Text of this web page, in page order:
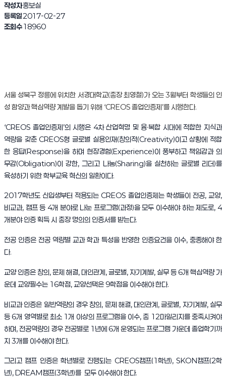
작성자홍보실
등록일2017-02-27
조회수18960
서울 성북구 정릉에 위치한 서경대학교(총장 최영철)가 오는 3월부터 학생들의 인
성 함양과 핵심역량 계발을 돕기 위해 ‘CREOS졸업인증제’를 시행한다.
‘CREOS 졸업인증제’의 시행은 4차 산업혁명 및 융·복합 시대에 적합한 지식과
역량을 갖춘CREOS형 글로벌 실용인재(창의적(Creativity)이고 상황에 적합
한 응답(Response)을 하며 현장경험(Experience)이 풍부하고 책임감과 의
무감(Obligation)이 강한, 그리고 나눔(Sharing)을 실천하는 글로벌 리더)를
육성하기 위한 학부교육 혁신의 일환이다.
2017학년도 신입생부터 적용되는CREOS 졸업인증제는 학생들이 전공, 교양,
비교과, 캠프 등 4개 분야로 나눈 프로그램(과정)을 모두 이수해야 하는 제도로, 4
개분야 인증 획득 시 총장 명의의 인증서를 받는다.
전공 인증은 전공 역량별 교과 학과 특성을 반영한 인증요건을 이수, 충종해야 한
다.
교양 인증은 창의, 문제 해결, 대인관계, 글로벌, 자기계발, 실무 등 6개 핵심역량 가
운데 교양필수는 16학점, 교양선택은 9학점을 이수해야 한다.
비교과 인증은 일반역량의 경우 창의, 문제 해결, 대인관계, 글로벌, 자기계발, 실무
등 6개 영역별로 최소 1개 이상의 프로그램을 이수, 총 12마일리지를 충족시켜야
하며, 전공역량의 경우 전공별로 1년에 6개 운영되는 프로그램 가운데 졸업학기까
지 3개를 이수해야 한다.
그리고 캠프 인증은 학년별로 진행되는 CREOS캠프(1학년),SKON캠프(2학
년),DREAM캠프(3학년)를 모두 이수해야 한다.